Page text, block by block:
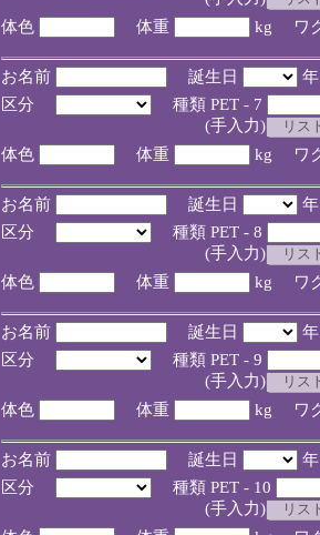
体色
体重 kg ワ
お名前 誕生日
区分
種類 PET - 7
(手入力)
体色
体重 kg ワ
お名前 誕生日
区分
種類 PET - 8
(手入力)
体色
体重 kg ワ
お名前 誕生日
区分
種類 PET - 9
(手入力)
体色
体重 kg ワ
お名前 誕生日
区分
種類 PET - 10
(手入力)